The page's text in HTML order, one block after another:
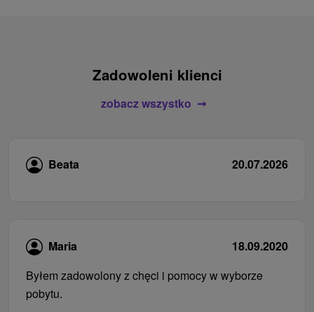
Zadowoleni klienci
zobacz wszystko
Beata 20.07.2026
Maria
18.09.2020
Byłem zadowolony z chęci i pomocy w wyborze
pobytu.